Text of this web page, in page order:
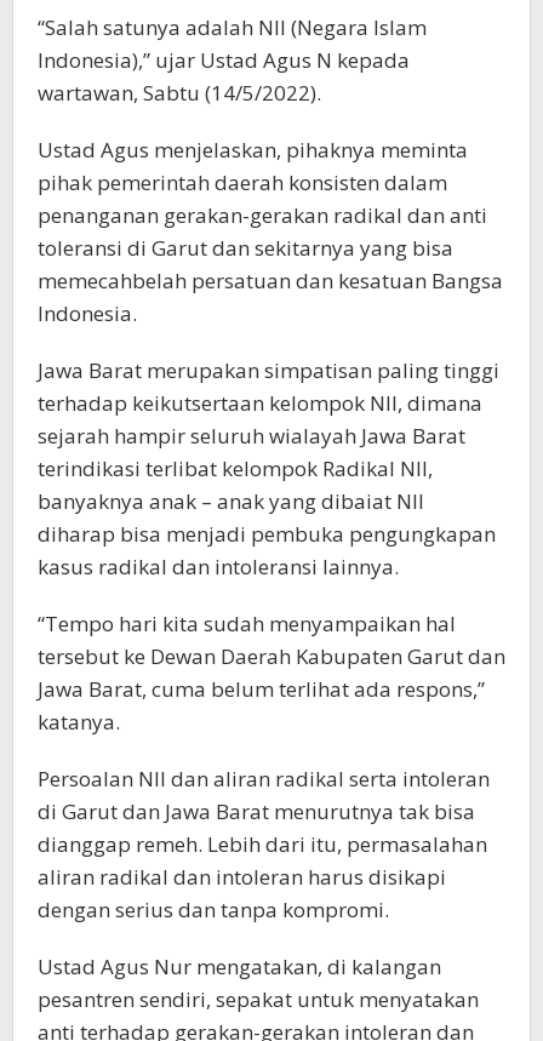
“Salah satunya adalah NII (Negara Islam
Indonesia),” ujar Ustad Agus N kepada
wartawan, Sabtu (14/5/2022).
Ustad Agus menjelaskan, pihaknya meminta
pihak pemerintah daerah konsisten dalam
penanganan gerakan-gerakan radikal dan anti
toleransi di Garut dan sekitarnya yang bisa
memecahbelah persatuan dan kesatuan Bangsa
Indonesia.
Jawa Barat merupakan simpatisan paling tinggi
terhadap keikutsertaan kelompok NII, dimana
sejarah hampir seluruh wialayah Jawa Barat
terindikasi terlibat kelompok Radikal NII,
banyaknya anak – anak yang dibaiat NII
diharap bisa menjadi pembuka pengungkapan
kasus radikal dan intoleransi lainnya.
“Tempo hari kita sudah menyampaikan hal
tersebut ke Dewan Daerah Kabupaten Garut dan
Jawa Barat, cuma belum terlihat ada respons,”
katanya.
Persoalan NII dan aliran radikal serta intoleran
di Garut dan Jawa Barat menurutnya tak bisa
dianggap remeh. Lebih dari itu, permasalahan
aliran radikal dan intoleran harus disikapi
dengan serius dan tanpa kompromi.
Ustad Agus Nur mengatakan, di kalangan
pesantren sendiri, sepakat untuk menyatakan
anti terhadap gerakan-gerakan intoleran dan